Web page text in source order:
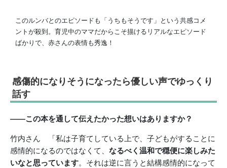
このルンバとのエピソードも「うちもそうです」という共感コメ
ントが殺到。育児中のママだからこそ描けるリアルなエピソード
ばかりで、赤さんの表情も秀逸！
感傷的になりそうになったら優しい声でゆっくり
話す
――この本を通して伝えたかった想いはありますか？
竹内さん 「私は子育てしている上で、子どもがすることに
感情的になるのではなくて、 なるべく温和で穏便に楽しみた
いなと思っています。それは逆に言うと結構感情的になって